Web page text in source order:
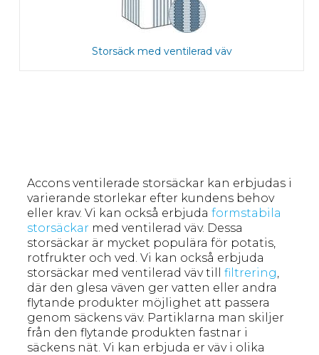
Storsäck med ventilerad väv
Accons ventilerade storsäckar kan erbjudas i
varierande storlekar efter kundens behov
eller krav. Vi kan också erbjuda formstabila
storsäckar med ventilerad väv. Dessa
storsäckar är mycket populära för potatis,
rotfrukter och ved. Vi kan också erbjuda
storsäckar med ventilerad väv till filtrering,
där den glesa väven ger vatten eller andra
flytande produkter möjlighet att passera
genom säckens väv. Partiklarna man skiljer
från den flytande produkten fastnar i
säckens nät. Vi kan erbjuda er väv i olika